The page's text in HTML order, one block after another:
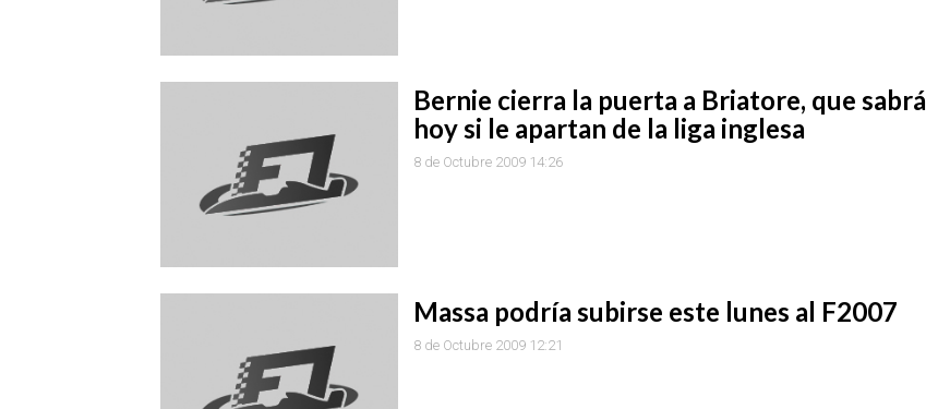
Bernie cierra la puerta a Briatore, que sabrá
hoy si le apartan de la liga inglesa
8 de Octubre 2009 14:26
Massa podría subirse este lunes al F2007
8 de Octubre 2009 12:21